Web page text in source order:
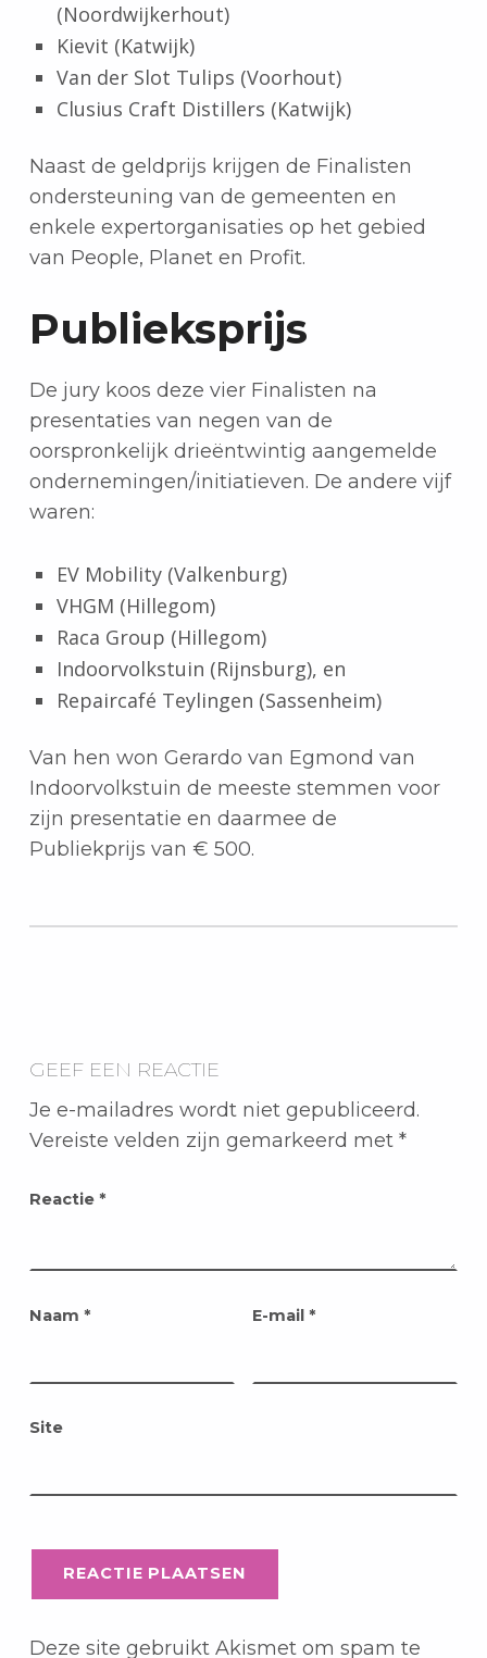
(Noordwijkerhout)
Kievit (Katwijk)
Van der Slot Tulips (Voorhout)
Clusius Craft Distillers (Katwijk)
Naast de geldprijs krijgen de Finalisten
ondersteuning van de gemeenten en
enkele expertorganisaties op het gebied
van People, Planet en Profit.
Publieksprijs
De jury koos deze vier Finalisten na
presentaties van negen van de
oorspronkelijk drieëntwintig aangemelde
ondernemingen/initiatieven. De andere vijf
waren:
EV Mobility (Valkenburg)
VHGM (Hillegom)
Raca Group (Hillegom)
Indoorvolkstuin (Rijnsburg), en
Repaircafé Teylingen (Sassenheim)
Van hen won Gerardo van Egmond van
Indoorvolkstuin de meeste stemmen voor
zijn presentatie en daarmee de
Publiekprijs van € 500.
Teruggaan naar de hoofdnavigatie
GEEF EEN REACTIE
Je e-mailadres wordt niet gepubliceerd.
Vereiste velden zijn gemarkeerd met *
Reactie *
Naam * E-mail *
Site
Deze site gebruikt Akismet om spam te